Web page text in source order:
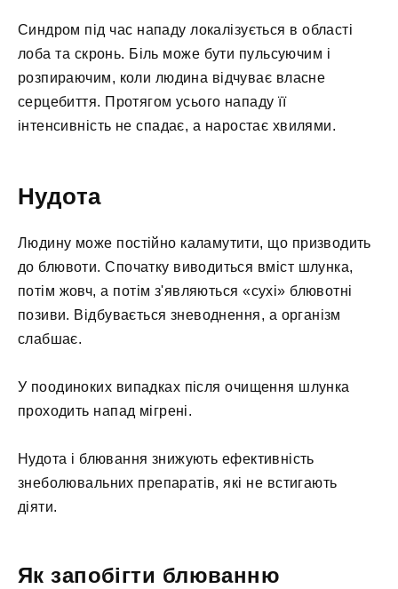
Синдром під час нападу локалізується в області
лоба та скронь. Біль може бути пульсуючим і
розпираючим, коли людина відчуває власне
серцебиття. Протягом усього нападу її
інтенсивність не спадає, а наростає хвилями.
Нудота
Людину може постійно каламутити, що призводить
до блювоти. Спочатку виводиться вміст шлунка,
потім жовч, а потім з'являються «сухі» блювотні
позиви. Відбувається зневоднення, а організм
слабшає.
У поодиноких випадках після очищення шлунка
проходить напад мігрені.
Нудота і блювання знижують ефективність
знеболювальних препаратів, які не встигають
діяти.
Як запобігти блюванню